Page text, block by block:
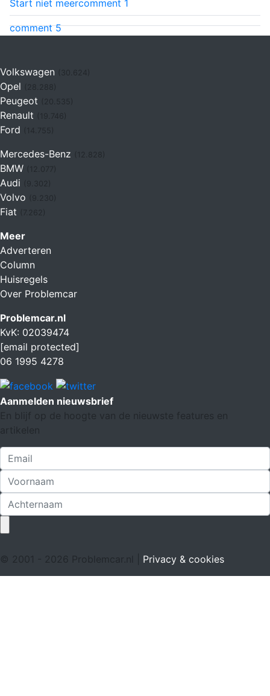
Start niet meercomment 1
comment5
Volkswagen (30.624)
Opel
Peugeot
Renault (19.746)
Ford (14.755)
Mercedes-Benz
BMW
Audi
Volvo
Fiat (7.262)
Meer
Adverteren
Column
Huisregels
Over Problemcar
Problemcar.nl
KvK: 02039474
[email protected]
06 1995 4278
Aanmelden nieuwsbrief
En blijf op de hoogte van de nieuwste features en
artikelen
© 2001 - 2026 Problemcar.nl | Privacy & cookies